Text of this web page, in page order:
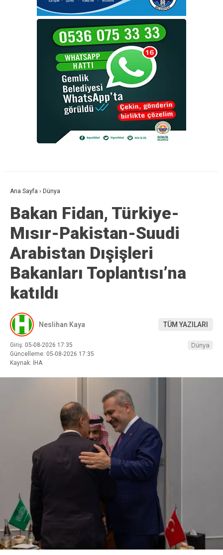
Ana Sayfa › Dünya
Bakan Fidan, Türkiye-
Mısır-Pakistan-Suudi
Arabistan Dışişleri
Bakanları Toplantısı’na
katıldı
Neslihan Kaya TÜM YAZILARI
Giriş: 05-08-2026 17:35
Güncelleme: 05-08-2026 17:35
Kaynak: İHA
Dünya